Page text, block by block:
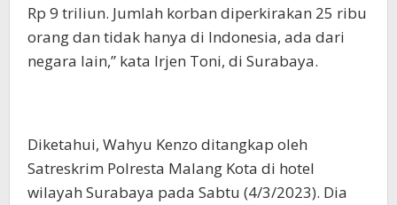
Rp 9 triliun. Jumlah korban diperkirakan 25 ribu
orang dan tidak hanya di Indonesia, ada dari
negara lain,” kata Irjen Toni, di Surabaya.
Diketahui, Wahyu Kenzo ditangkap oleh
Satreskrim Polresta Malang Kota di hotel
wilayah Surabaya pada Sabtu (4/3/2023). Dia